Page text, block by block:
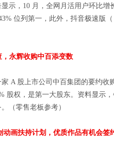
示，10 月，全网月活用户环比增
位列第一，此外，抖音极速版
永辉收购中百添变数
A 股上市公司中百集团的要约
股权，是第一大股东。资料显示
（零售老板参考）
动画扶持计划，优质作品有机会签